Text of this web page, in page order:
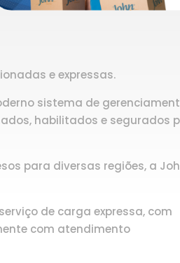
e expressas.
sistema de
habilitados e segurados
para diversas regiões, a
de carga expressa, com
com atendimento